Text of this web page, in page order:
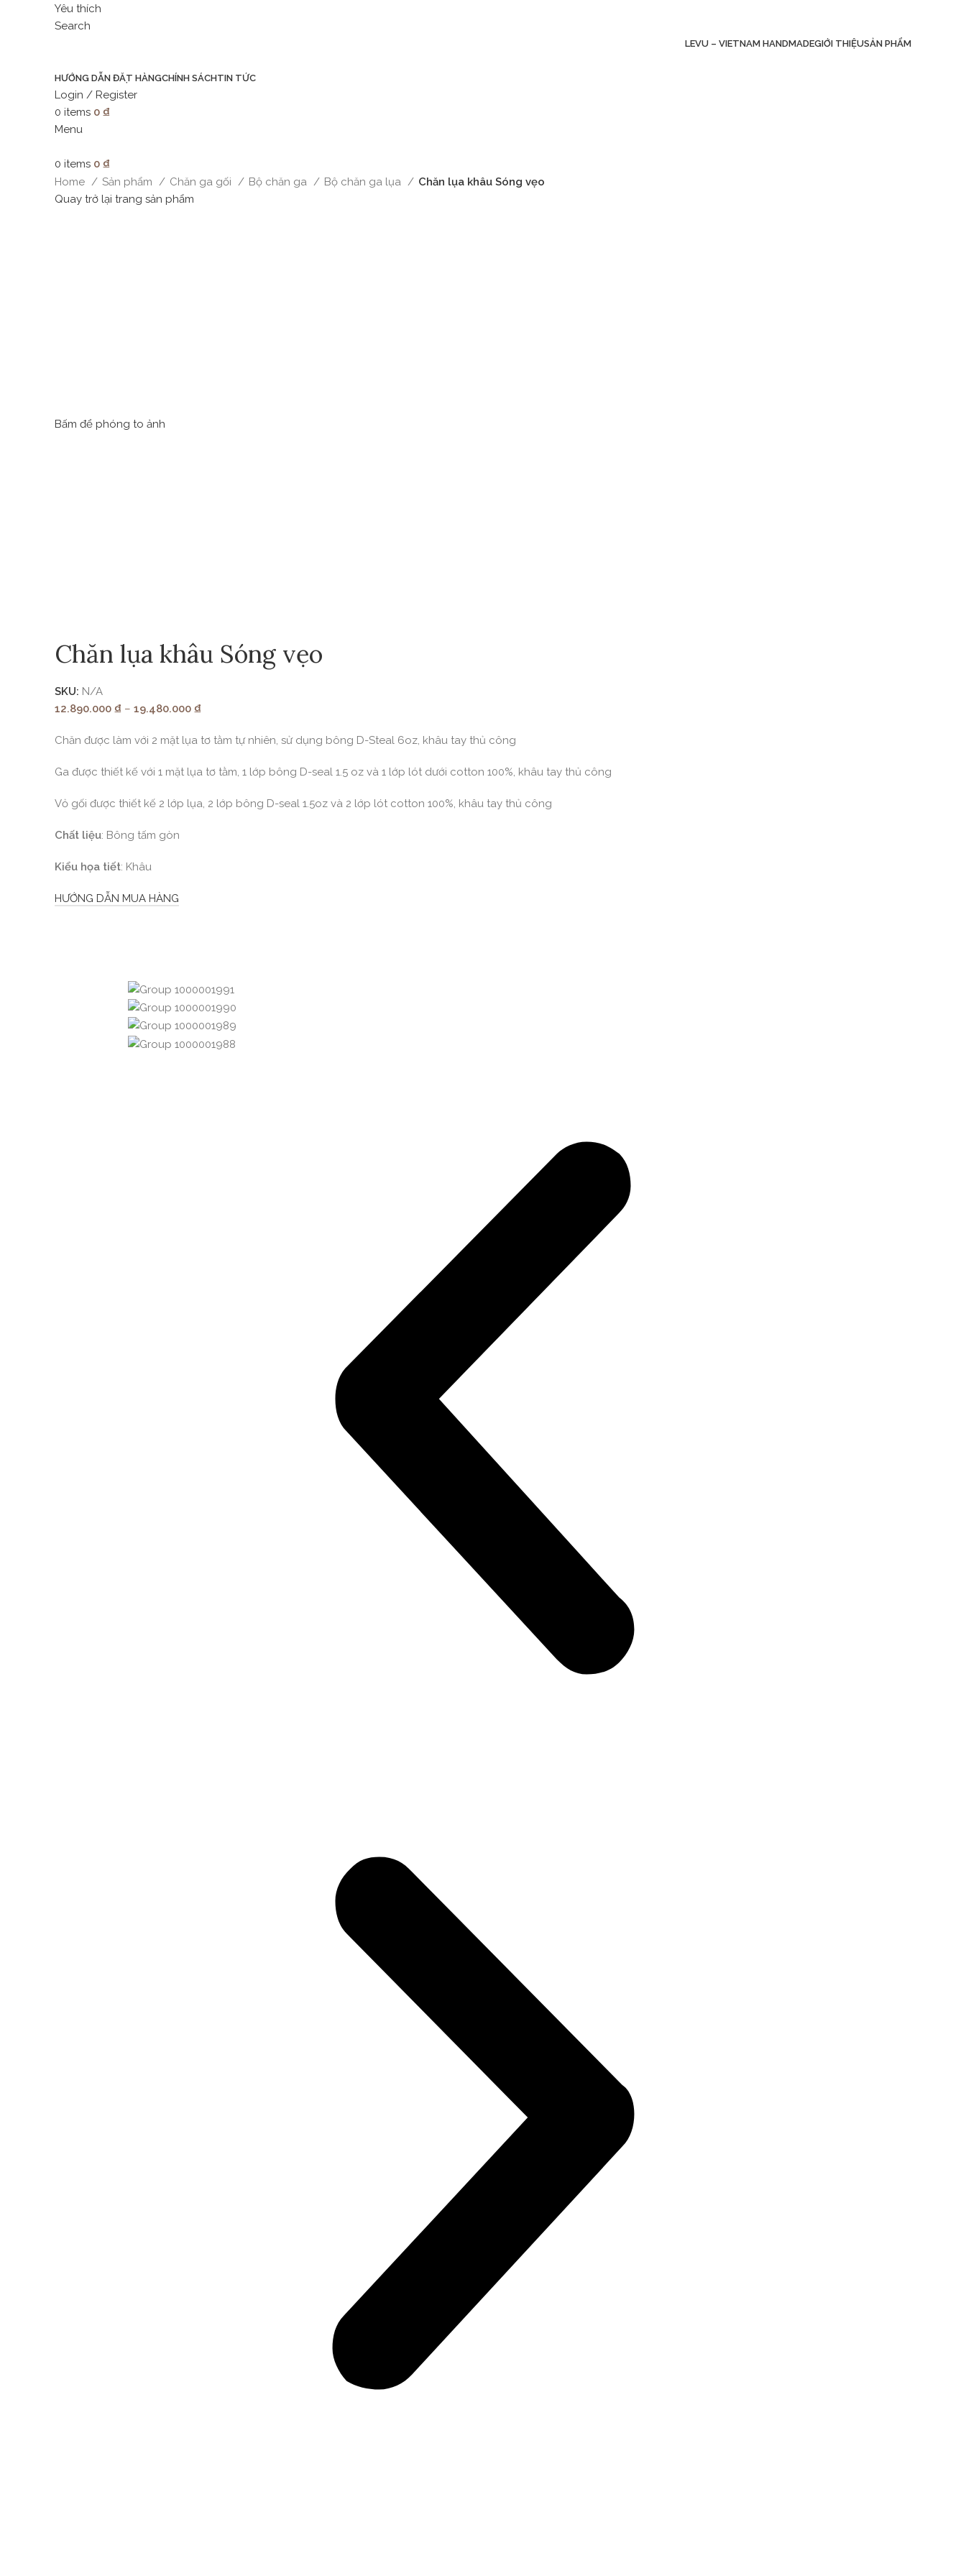
Yêu thích
Search
LEVU – VIETNAM HANDMADEGIỚI THIỆUSẢN PHẨM
HƯỚNG DẪN ĐẶT HÀNGCHÍNH SÁCHTIN TỨC
Login / Register
0 items 0 ₫
Menu
0 items 0 ₫
Home
Sản phẩm Chăn ga gối Bộ chăn ga Bộ chăn ga lụa
Chăn lụa khâu Sóng vẹo
Quay trở lại trang sản phẩm
Bấm để phóng to ảnh
Chăn lụa khâu Sóng vẹo
SKU: N/A
12.890.000 ₫ – 19.480.000 ₫
Chăn được làm với 2 mặt lụa tơ tằm tự nhiên, sử dụng bông D-Steal 6oz, khâu tay thủ công
Ga được thiết kế với 1 mặt lụa tơ tằm, 1 lớp bông D-seal 1.5 oz và 1 lớp lót dưới cotton 100%, khâu tay thủ công
Vỏ gối được thiết kế 2 lớp lụa, 2 lớp bông D-seal 1.5oz và 2 lớp lót cotton 100%, khâu tay thủ công
Chất liệu: Bông tấm gòn
Kiểu họa tiết: Khâu
HƯỚNG DẪN MUA HÀNG